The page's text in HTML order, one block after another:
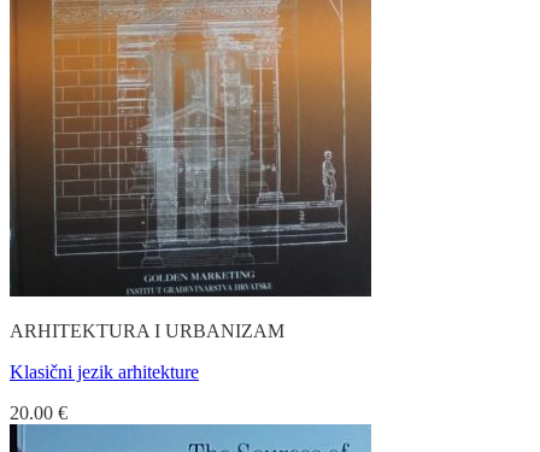
ARHITEKTURA I URBANIZAM
Klasični jezik arhitekture
20.00 €